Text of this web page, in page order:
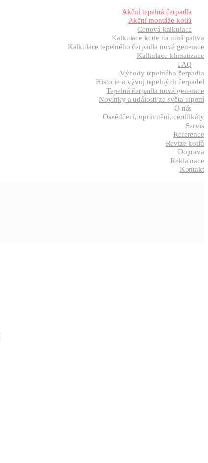
Akční tepelná čerpadla
Akční montáže kotlů
Cenová kalkulace
Kalkulace kotle na tuhá paliva
Kalkulace tepelného čerpadla nové generace
Kalkulace klimatizace
FAQ
Výhody tepelného čerpadla
Historie a vývoj tepelných čerpadel
Tepelná čerpadla nové generace
Novinky a události ze světa topení
O nás
Osvědčení, oprávnění, certifikáty
Servis
Reference
Revize kotlů
Doprava
Reklamace
Kontakt